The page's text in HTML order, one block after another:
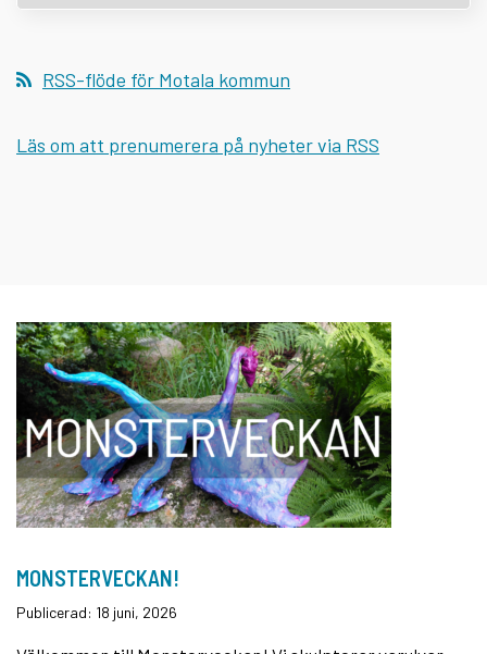
RSS-flöde för Motala kommun
Läs om att prenumerera på nyheter via RSS
MONSTERVECKAN!
Publicerad: 18 juni, 2026